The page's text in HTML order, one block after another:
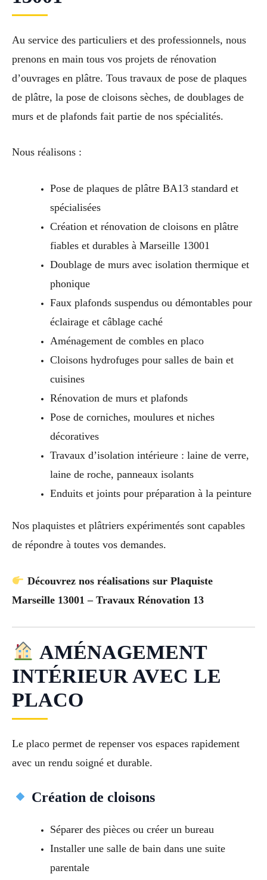
Au service des particuliers et des professionnels, nous
prenons en main tous vos projets de rénovation
d’ouvrages en plâtre. Tous travaux de pose de plaques
de plâtre, la pose de cloisons sèches, de doublages de
murs et de plafonds fait partie de nos spécialités.
Nous réalisons :
Pose de plaques de plâtre BA13 standard et
spécialisées
Création et rénovation de cloisons en plâtre
fiables et durables à Marseille 13001
Doublage de murs avec isolation thermique et
phonique
Faux plafonds suspendus ou démontables pour
éclairage et câblage caché
Aménagement de combles en placo
Cloisons hydrofuges pour salles de bain et
cuisines
Rénovation de murs et plafonds
Pose de corniches, moulures et niches
décoratives
Travaux d’isolation intérieure : laine de verre,
laine de roche, panneaux isolants
Enduits et joints pour préparation à la peinture
Nos plaquistes et plâtriers expérimentés sont capables
de répondre à toutes vos demandes.
Découvrez nos réalisations sur Plaquiste
Marseille 13001 – Travaux Rénovation 13
AMÉNAGEMENT
INTÉRIEUR AVEC LE
PLACO
Le placo permet de repenser vos espaces rapidement
avec un rendu soigné et durable.
Création de cloisons
Séparer des pièces ou créer un bureau
Installer une salle de bain dans une suite
parentale